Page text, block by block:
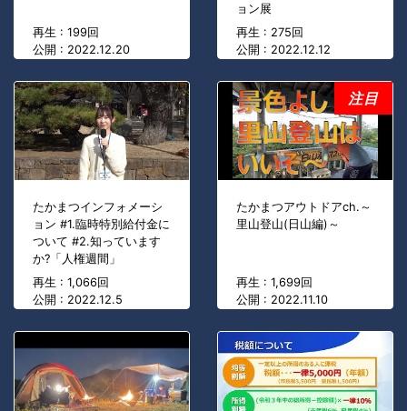
再生 : 199回
公開 : 2022.12.20
ョン展
再生 : 275回
公開 : 2022.12.12
たかまつインフォメーシ
ョン #1.臨時特別給付金に
ついて #2.知っています
か?「人権週間」
再生 : 1,066回
公開 : 2022.12.5
たかまつアウトドアch.～
里山登山(日山編)～
再生 : 1,699回
公開 : 2022.11.10
注目